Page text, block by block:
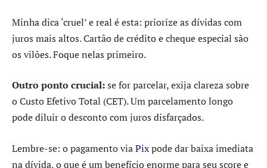
Minha dica ‘cruel’ e real é esta: priorize as dívidas com
juros mais altos. Cartão de crédito e cheque especial são
os vilões. Foque nelas primeiro.
Outro ponto crucial:se for parcelar, exija clareza sobre
o Custo Efetivo Total (CET). Um parcelamento longo
pode diluir o desconto com juros disfarçados.
Lembre-se: o pagamento viaPixpode dar baixa imediata
na dívida, o que é um benefício enorme para seu score e